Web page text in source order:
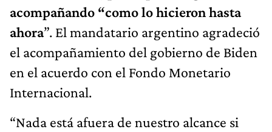
acompañando “como lo hicieron hasta
ahora”. El mandatario argentino agradeció
el acompañamiento del gobierno de Biden
en el acuerdo con el Fondo Monetario
Internacional.
“Nada está afuera de nuestro alcance si